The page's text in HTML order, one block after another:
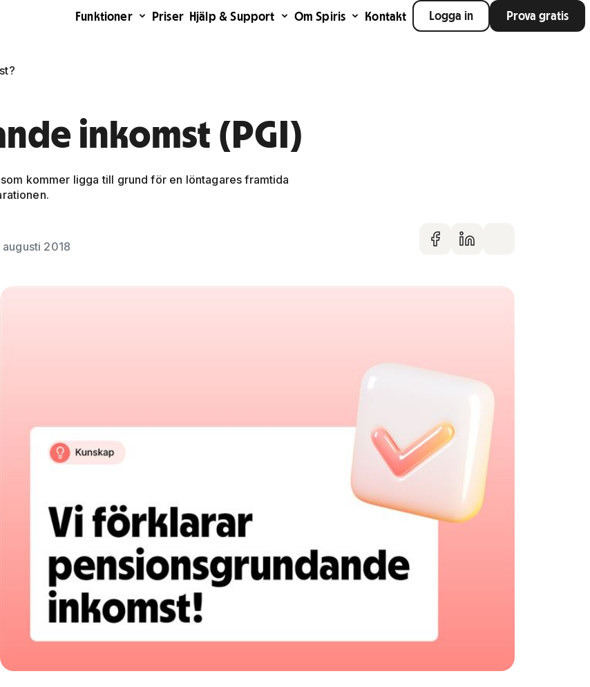
Funktioner Priser Hjälp & Support Om Spiris Kontakt Logga in Prova gratis
inkomst (PGI)
kommer ligga till grund för en löntagares framtida
2018 Dela på
Dela på